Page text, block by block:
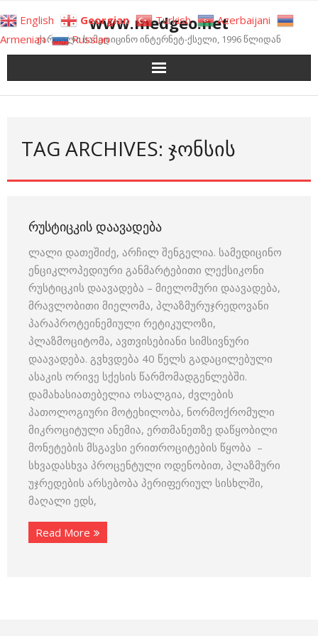
to
content
www.medgeo.net
ქართული სამედიცინო ინტერნეტ-ქსელი, 1996 წლიდან
TAG ARCHIVES: ᲯᲝᲜᲡᲘᲡ
ᲠᲣᲡᲢᲘᲪᲙᲘᲡ ᲓᲐᲐᲕᲐᲓᲔᲑᲐ
ლალი დათეშიძე, არჩილ შენგელია. სამედიცინო
ენციკლოპედიური განმარტებითი ლექსიკონი
რუსტიცკის დაავადება – მიელომური დაავადება,
მრავლობითი მიელომა, პლაზმურუჯრედოვანი
პარაპროტეინემიული რეტიკულოზი,
პლაზმოციტომა, ავთვისებიანი სიმსივნური
დაავადება. გვხვდება 40 წელს გადაცილებული
ასაკის ორივე სქესის წარმომადგენლებში.
დამახასიათებელია ოსალგია, ძვლების
პათოლოგიური მოტეხილობა, ნორმოქრომული
მიკროციტული ანემია, ერთმანეთზე დაწყობილი
მონეტების მსგავსი ერითროციტების წყობა –
სხვადასხვა პროცენტული ოდენობით, პლაზმური
უჯრედების არსებობა პერიფერიულ სისხლში,
მაღალი ედს,
Read More
English Georgian Turkish
Azerbaijani
Armenian
Russian